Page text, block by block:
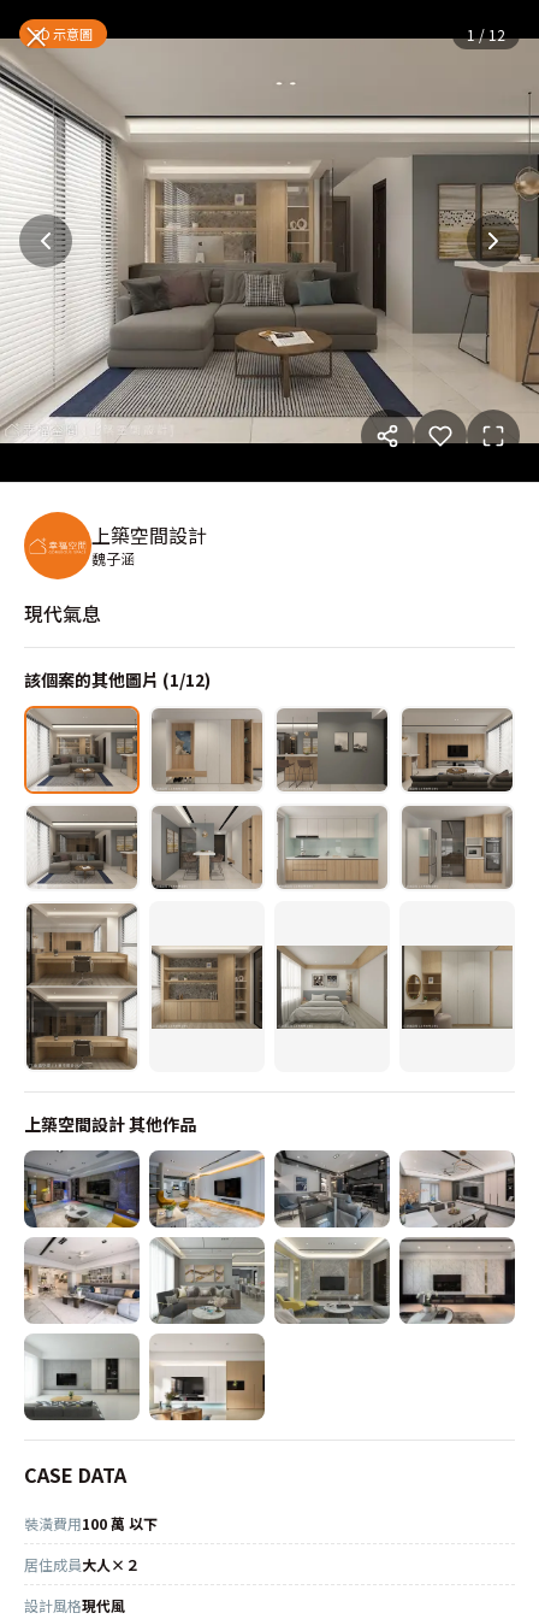
現代氣息— 完整照片空間靈感
×3D 示意圖 1/12
上築空間設計
魏子涵
現代氣息
該個案的其他圖片 (1/12)
上築空間設計其他作品
CASE DATA
裝潢費用100 萬 以下
居住成員大人×２
設計風格現代風